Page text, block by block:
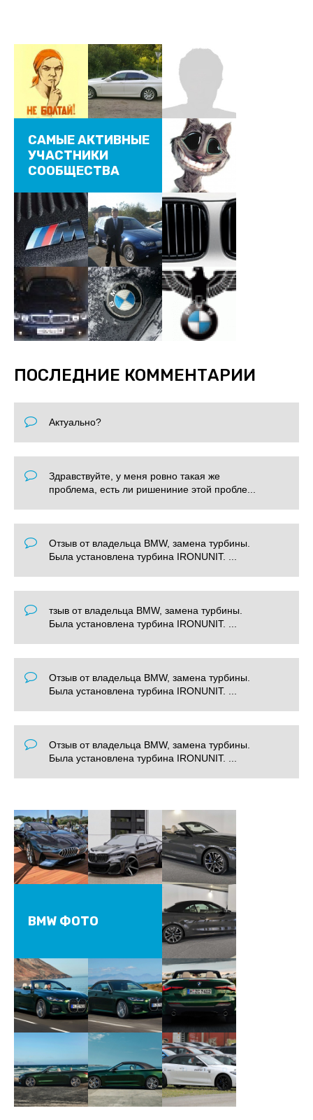
САМЫЕ АКТИВНЫЕ
УЧАСТНИКИ
СООБЩЕСТВА
ПОСЛЕДНИЕ КОММЕНТАРИИ
Актуально?
Здравствуйте, у меня ровно такая же
проблема, есть ли ришениние этой пробле...
Отзыв от владельца BMW, замена турбины.
Была установлена турбина IRONUNIT. ...
тзыв от владельца BMW, замена турбины.
Была установлена турбина IRONUNIT. ...
Отзыв от владельца BMW, замена турбины.
Была установлена турбина IRONUNIT. ...
Отзыв от владельца BMW, замена турбины.
Была установлена турбина IRONUNIT. ...
BMW ФОТО